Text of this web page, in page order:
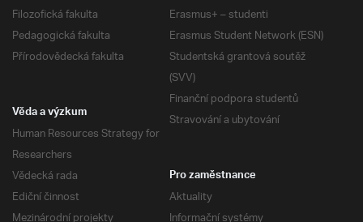
Filozofická fakulta
Pedagogická fakulta
Přírodovědecká fakulta
Erasmus+ – studenti
Erasmus Student Network (ESN)
Studentská grantová soutěž
(SVV)
Finanční podpora studentů
Stravování a ubytování
Věda a výzkum
Human Resources Strategy for
Researchers
Vědecká rada
Ediční činnost
Pro zaměstnance
Aktuality